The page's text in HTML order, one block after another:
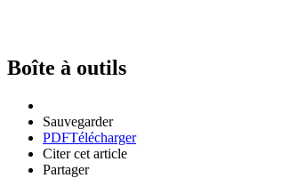
Boîte à outils
Sauvegarder
PDFTélécharger
Citer cet article
Partager